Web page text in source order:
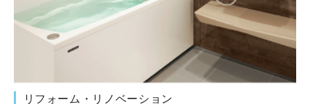
リフォーム・リノベーション